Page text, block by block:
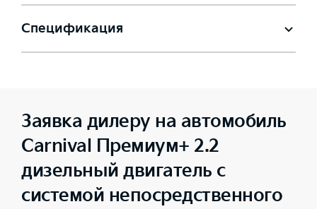
Спецификация
Заявка дилеру на автомобиль
Carnival Премиум+ 2.2
дизельный двигатель с
системой непосредственного